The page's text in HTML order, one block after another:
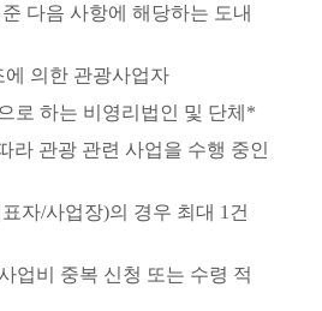
다음 사항에 해당하는 도내
에 의한 관광사업자
로 하는 비영리법인 및 단체 *
라 관광 관련 사업을 수행 중인
자/사업장)의 경우 최대 1 건
업비 중복 신청 또는 수령 적